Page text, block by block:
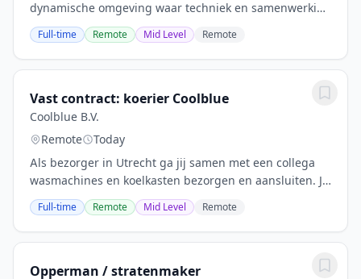
dynamische omgeving waar techniek en samenwerking
centraal staan. Je leert het vak van ervaren monteurs
en draagt bij aan de betrouwbaarheid en...
Full-time Remote Mid Level Remote
Vast contract: koerier Coolblue
Coolblue B.V.
Remote
Today
Als bezorger in Utrecht ga jij samen met een collega
wasmachines en koelkasten bezorgen en aansluiten. Jij
rijdt in onze blauwe bus en hebt minimaal 2 jaar een
rijbewijs. Elke dag verken je nieuwe...
Full-time Remote Mid Level Remote
Opperman / stratenmaker